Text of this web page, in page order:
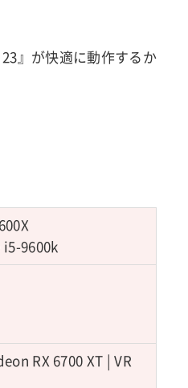
』が快適に動作するか
i5-9600k
RX 6700 XT | VR